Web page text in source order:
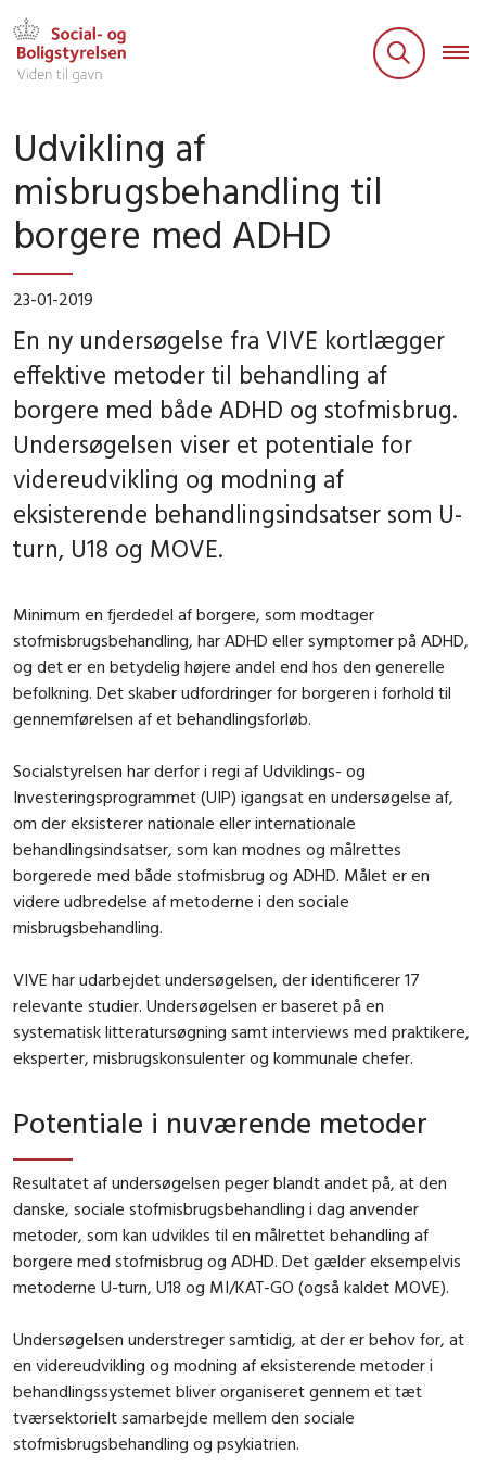
Udvikling af
misbrugsbehandling til
borgere med ADHD
23-01-2019
En ny undersøgelse fra VIVE kortlægger
effektive metoder til behandling af
borgere med både ADHD og stofmisbrug.
Undersøgelsen viser et potentiale for
videreudvikling og modning af
eksisterende behandlingsindsatser som U-
turn, U18 og MOVE.
Minimum en fjerdedel af borgere, som modtager
stofmisbrugsbehandling, har ADHD eller symptomer på ADHD,
og det er en betydelig højere andel end hos den generelle
befolkning. Det skaber udfordringer for borgeren i forhold til
gennemførelsen af et behandlingsforløb.
Socialstyrelsen har derfor i regi af Udviklings- og
Investeringsprogrammet (UIP) igangsat en undersøgelse af,
om der eksisterer nationale eller internationale
behandlingsindsatser, som kan modnes og målrettes
borgerede med både stofmisbrug og ADHD. Målet er en
videre udbredelse af metoderne i den sociale
misbrugsbehandling.
VIVE har udarbejdet undersøgelsen, der identificerer 17
relevante studier. Undersøgelsen er baseret på en
systematisk litteratursøgning samt interviews med praktikere,
eksperter, misbrugskonsulenter og kommunale chefer.
Potentiale i nuværende metoder
Resultatet af undersøgelsen peger blandt andet på, at den
danske, sociale stofmisbrugsbehandling i dag anvender
metoder, som kan udvikles til en målrettet behandling af
borgere med stofmisbrug og ADHD. Det gælder eksempelvis
metoderne U-turn, U18 og MI/KAT-GO (også kaldet MOVE).
Undersøgelsen understreger samtidig, at der er behov for, at
en videreudvikling og modning af eksisterende metoder i
behandlingssystemet bliver organiseret gennem et tæt
tværsektorielt samarbejde mellem den sociale
stofmisbrugsbehandling og psykiatrien.